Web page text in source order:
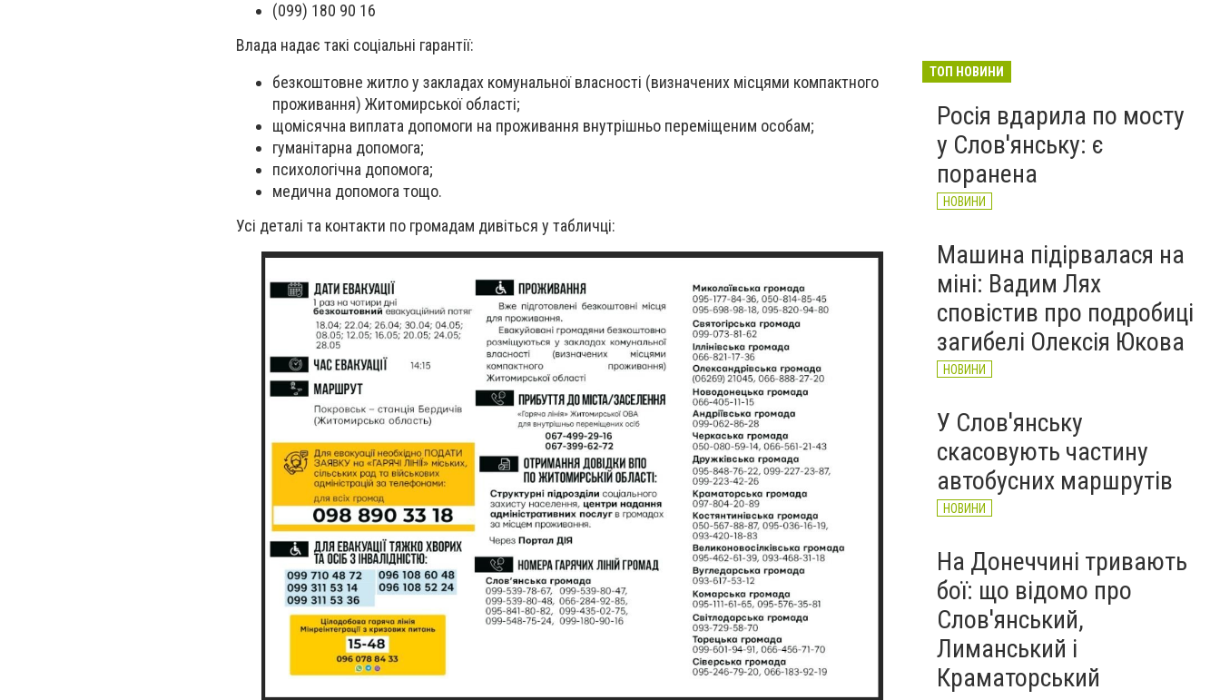
(099) 180 90 16
Влада надає такі соціальні гарантії:
безкоштовне житло у закладах комунальної власності (визначених місцями компактного
проживання) Житомирської області;
щомісячна виплата допомоги на проживання внутрішньо переміщеним особам;
гуманітарна допомога;
психологічна допомога;
медична допомога тощо.
Усі деталі та контакти по громадам дивіться у табличці:
великої війни: 7 серпня
ТОП НОВИНИ
Росія вдарила по мосту
у Слов'янську: є
поранена
НОВИНИ
Машина підірвалася на
міні: Вадим Лях
сповістив про подробиці
загибелі Олексія Юкова
НОВИНИ
У Слов'янську
скасовують частину
автобусних маршрутів
НОВИНИ
На Донеччині тривають
бої: що відомо про
Слов'янський,
Лиманський і
Краматорський